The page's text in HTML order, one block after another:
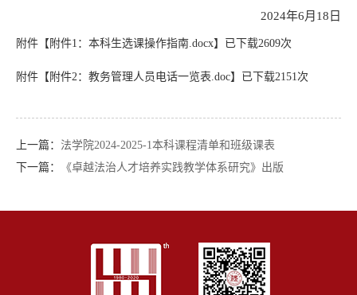
2024年6月18日
附件【 附件1：本科生选课操作指南.docx】已下载2609次
附件【 附件2：教务管理人员电话一览表.doc】已下载2151次
上一篇： 法学院2024-2025-1本科课程清单和班级课表
下一篇：
《卓越法治人才培养实践教学体系研究》出版